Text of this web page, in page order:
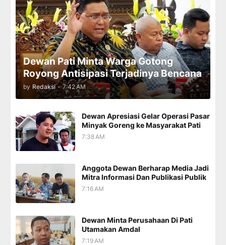
Dewan Pati Minta Warga Gotong
Royong Antisipasi Terjadinya Bencana
by Redaksi - 7:42 AM
Dewan Apresiasi Gelar Operasi Pasar
Minyak Goreng ke Masyarakat Pati
7:38 AM
Anggota Dewan Berharap Media Jadi
Mitra Informasi Dan Publikasi Publik
7:16 AM
Dewan Minta Perusahaan Di Pati
Utamakan Amdal
7:19 AM